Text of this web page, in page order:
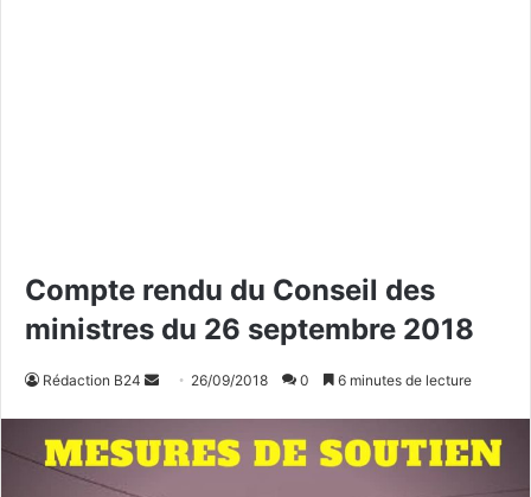
Compte rendu du Conseil des
ministres du 26 septembre 2018
Rédaction B24
v
o
26/09/2018 0 6 minutes de lecture